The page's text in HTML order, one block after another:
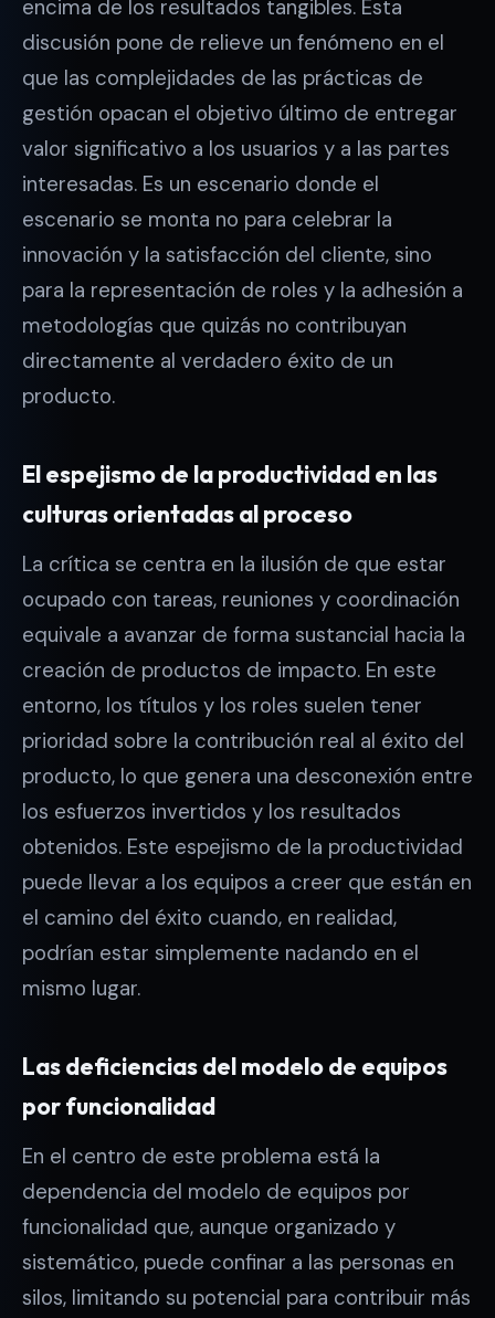
encima de los resultados tangibles. Esta
discusión pone de relieve un fenómeno en el
que las complejidades de las prácticas de
gestión opacan el objetivo último de entregar
valor significativo a los usuarios y a las partes
interesadas. Es un escenario donde el
escenario se monta no para celebrar la
innovación y la satisfacción del cliente, sino
para la representación de roles y la adhesión a
metodologías que quizás no contribuyan
directamente al verdadero éxito de un
producto.
El espejismo de la productividad en las
culturas orientadas al proceso
La crítica se centra en la ilusión de que estar
ocupado con tareas, reuniones y coordinación
equivale a avanzar de forma sustancial hacia la
creación de productos de impacto. En este
entorno, los títulos y los roles suelen tener
prioridad sobre la contribución real al éxito del
producto, lo que genera una desconexión entre
los esfuerzos invertidos y los resultados
obtenidos. Este espejismo de la productividad
puede llevar a los equipos a creer que están en
el camino del éxito cuando, en realidad,
podrían estar simplemente nadando en el
mismo lugar.
Las deficiencias del modelo de equipos
por funcionalidad
En el centro de este problema está la
dependencia del modelo de equipos por
funcionalidad que, aunque organizado y
sistemático, puede confinar a las personas en
silos, limitando su potencial para contribuir más